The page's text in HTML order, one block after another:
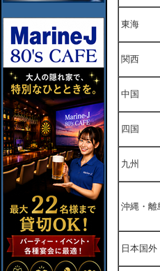
東海
関西
中国
四国
九州
沖縄・離
日本国外